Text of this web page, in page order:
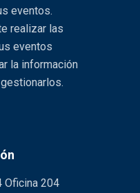
eventos.
realizar las
eventos
la información
Oficina 204